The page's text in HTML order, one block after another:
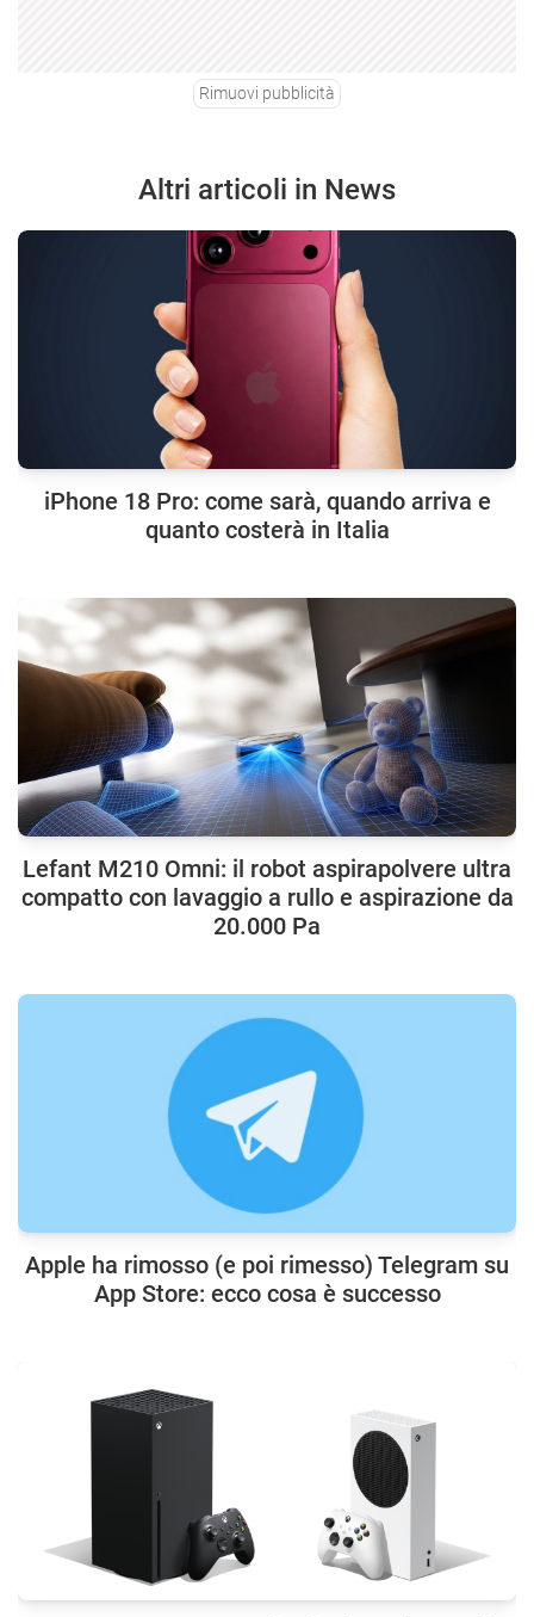
Rimuovi pubblicità
Altri articoli in News
iPhone 18 Pro: come sarà, quando arriva e
quanto costerà in Italia
Lefant M210 Omni: il robot aspirapolvere ultra
compatto con lavaggio a rullo e aspirazione da
20.000 Pa
Apple ha rimosso (e poi rimesso) Telegram su
App Store: ecco cosa è successo